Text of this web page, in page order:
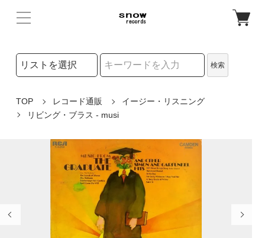
検索リストの選択
検索
TOP レコード通販
イージー・リスニング
リビング・ブラス - musi